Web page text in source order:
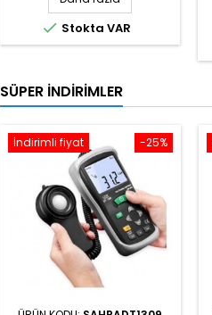
 Stokta VAR
SÜPER İNDIRIMLER
-25%
İndirimli fiyat